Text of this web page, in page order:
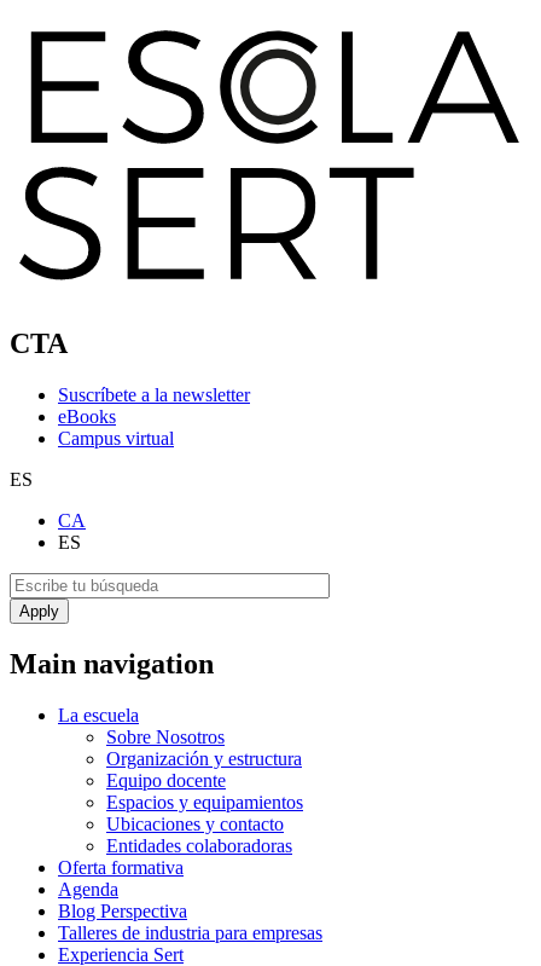
CTA
Suscríbete a la newsletter
eBooks
Campus virtual
ES
CA
ES
Main navigation
La escuela
Sobre Nosotros
Organización y estructura
Equipo docente
Espacios y equipamientos
Ubicaciones y contacto
Entidades colaboradoras
Oferta formativa
Agenda
Blog Perspectiva
Talleres de industria para empresas
Experiencia Sert